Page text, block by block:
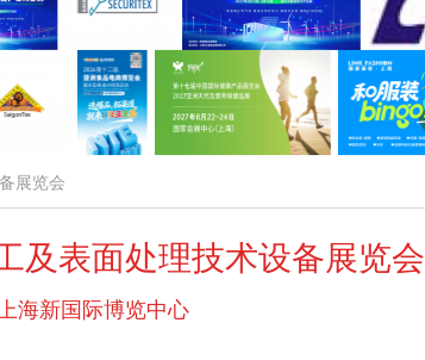
展览会
及表面处理技术设备展览会
海新国际博览中心